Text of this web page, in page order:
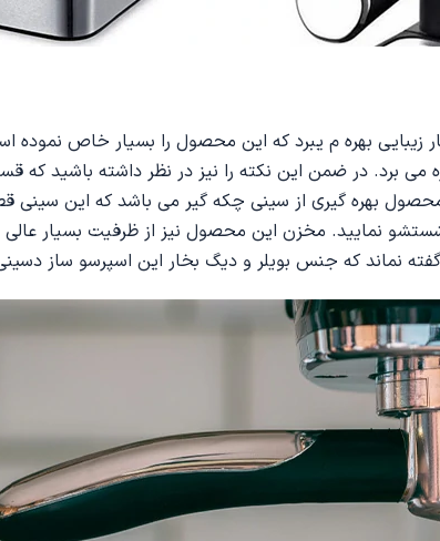
این اسپرسو ساز دسینی مدل 999 از طراحی بسیار زیبایی بهره م یبرد که
برد. در ضمن این نکته را نیز در نظر داشته باشید
بهره گیری از سینی چکه گیر می باشد که این سینی
بویلر و دیگ بخار این اسپرسو ساز دسینی مدل 999 از آلومینیوم